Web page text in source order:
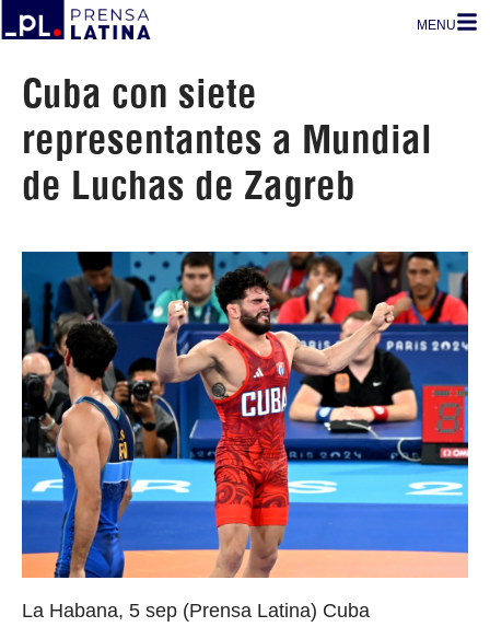
MENU
Cuba con siete
representantes a Mundial
de Luchas de Zagreb
La Habana, 5 sep (Prensa Latina) Cuba